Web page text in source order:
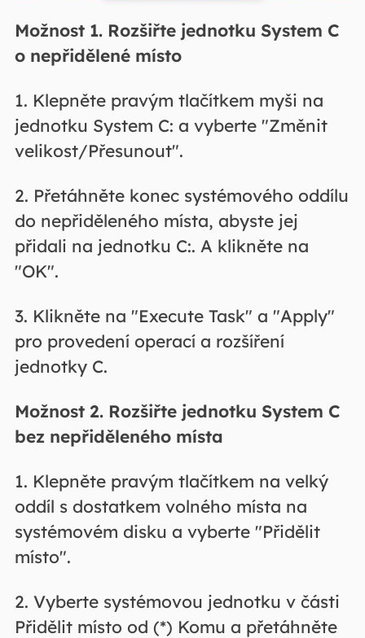
Možnost 1. Rozšiřte jednotku System C
o nepřidělené místo
1. Klepněte pravým tlačítkem myši na
jednotku System C: a vyberte "Změnit
velikost/Přesunout".
2. Přetáhněte konec systémového oddílu
do nepřiděleného místa, abyste jej
přidali na jednotku C:. A klikněte na
"OK".
3. Klikněte na "Execute Task" a "Apply"
pro provedení operací a rozšíření
jednotky C.
Možnost 2. Rozšiřte jednotku System C
bez nepřiděleného místa
1. Klepněte pravým tlačítkem na velký
oddíl s dostatkem volného místa na
systémovém disku a vyberte "Přidělit
místo".
2. Vyberte systémovou jednotku v části
Přidělit místo od (*) Komu a přetáhněte